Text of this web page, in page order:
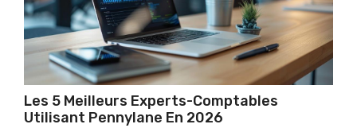
Les 5 Meilleurs Experts-Comptables
Utilisant Pennylane En 2026